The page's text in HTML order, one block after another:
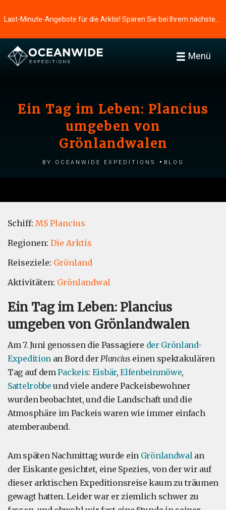
Menü
Ein Tag im Leben: Plancius
umgeben von
Grönlandwalen
by Oceanwide Expeditions Blog
Schiff: MS Plancius
Regionen: Die Arktis
Reiseziele: Grönland
Aktivitäten: Grönlandwal
Ein Tag im Leben: Plancius
umgeben von Grönlandwalen
Am 7. Juni genossen die Passagiere der Grönland-
Expedition an Bord derPlancius einen spektakulären
Tag auf demPackeis: Eisbär,Elfenbeinmöwe,
Sattelrobbe und viele andere Packeisbewohner
wurden beobachtet, und die Landschaft und die
Atmosphäre im Packeis waren wie immer einfach
atemberaubend.
Am späten Nachmittag wurde ein Grönlandwalan
der Eiskante gesichtet, eine Spezies, von der wir auf
dieser arktischen Expeditionsreise kaum zu träumen
gewagt hatten. Leider war er ziemlich schwer zu